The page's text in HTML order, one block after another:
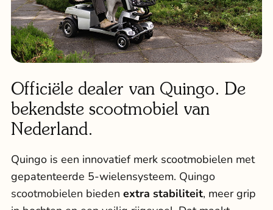
Officiële dealer van Quingo. De
bekendste scootmobiel van
Nederland.
Quingo is een innovatief merk scootmobielen met
gepatenteerde 5-wielensysteem. Quingo
scootmobielen bieden extra stabiliteit, meer grip